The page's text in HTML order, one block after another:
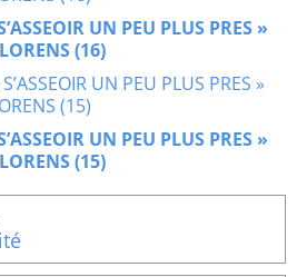
UN PEU PLUS PRES »
(16)
UN PEU PLUS PRES »
(15)